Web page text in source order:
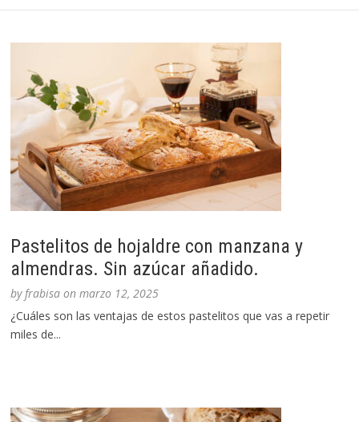
Pastelitos de hojaldre con manzana y
almendras. Sin azúcar añadido.
byfrabisa onmarzo 12, 2025
¿Cuáles son las ventajas de estos pastelitos que vas a repetir
miles de...